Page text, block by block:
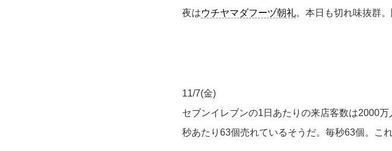
夜はウチヤマダフーヅ朝礼。本日も切れ味抜群
11/7(金)
セブンイレブンの1日あたりの来店客数は2000
秒あたり63個売れているそうだ。毎秒63個。こ